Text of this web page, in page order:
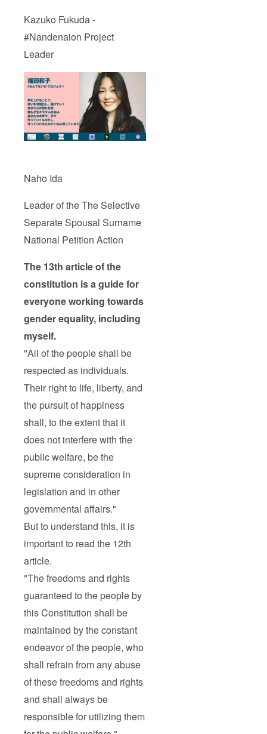
Kazuko Fukuda -
#Nandenaion Project
Leader
Naho Ida
Leader of the The Selective
Separate Spousal Surname
National Petition Action
The 13th article of the
constitution is a guide for
everyone working towards
gender equality, including
myself.
"All of the people shall be
respected as individuals.
Their right to life, liberty, and
the pursuit of happiness
shall, to the extent that it
does not interfere with the
public welfare, be the
supreme consideration in
legislation and in other
governmental affairs."
But to understand this, it is
important to read the 12th
article.
"The freedoms and rights
guaranteed to the people by
this Constitution shall be
maintained by the constant
endeavor of the people, who
shall refrain from any abuse
of these freedoms and rights
and shall always be
responsible for utilizing them